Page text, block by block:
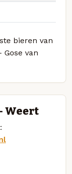
bieren van
van
Weert